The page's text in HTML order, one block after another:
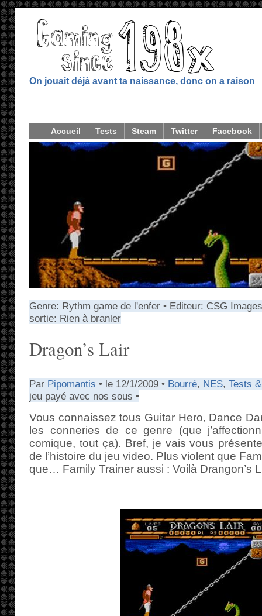
On jouait déjà avant ta naissance, donc on a raison
Accueil Tests Steam Twitter Facebook
Genre: Rythm game de l'enfer • Editeur: CSG
sortie: Rien à branler
Dragon’s Lair
Par Pipomantis • le 12/1/2009 • Bourré, NES, Tests
jeu payé avec nos sous •
Vous connaissez tous Guitar Hero, Dance
les conneries de ce genre (que
comique, tout ça). Bref, je vais vous
de l’histoire du jeu video. Plus violent que
que… Family Trainer aussi : Voilà Drangon’s